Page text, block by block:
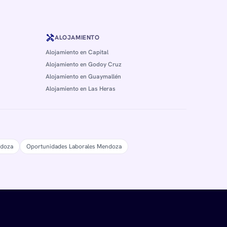
handymanALOJAMIENTO
Alojamiento en Capital
Alojamiento en Godoy Cruz
Alojamiento en Guaymallén
Alojamiento en Las Heras
Oportunidades Laborales Mendoza